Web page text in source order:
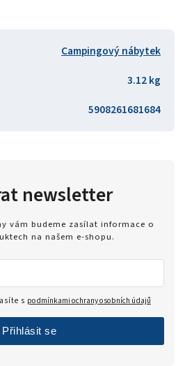
Campingový nábytek
3.12 kg
5908261681684
newsletter
vám budeme zasílat informace o
na našem e-shopu.
s podmínkami ochrany osobních údajů
Přihlásit se